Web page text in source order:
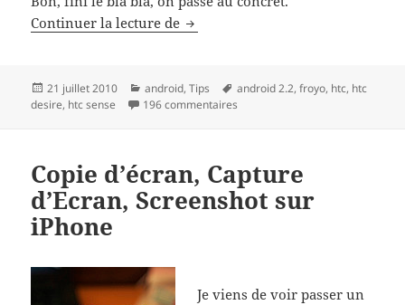
Continuer la lecture de Comment installer une ROM
Publié
le
21 juillet 2010 Catégories
android,Tips
Mots-
clés
android 2.2,froyo, htc, htc
desire, htc sense 196 commentaires
Copie d’écran, Capture
d’Ecran, Screenshot sur
iPhone
Je viens de voir passer un